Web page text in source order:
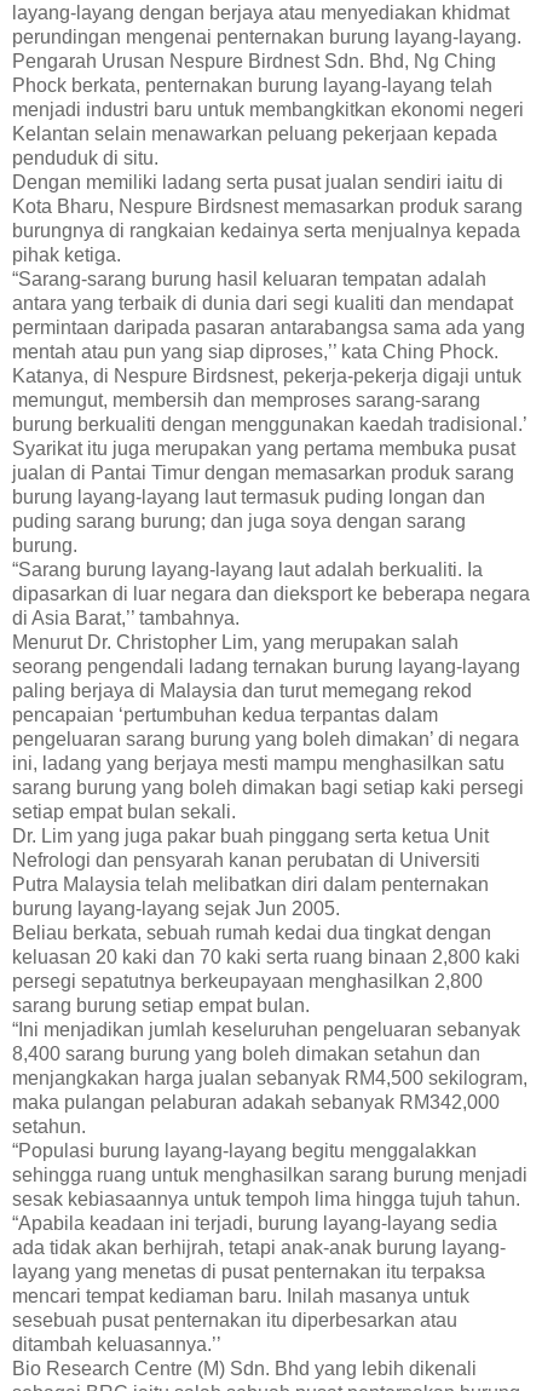
layang-layang dengan berjaya atau menyediakan khidmat
perundingan mengenai penternakan burung layang-layang.
Pengarah Urusan Nespure Birdnest Sdn. Bhd, Ng Ching
Phock berkata, penternakan burung layang-layang telah
menjadi industri baru untuk membangkitkan ekonomi negeri
Kelantan selain menawarkan peluang pekerjaan kepada
penduduk di situ.
Dengan memiliki ladang serta pusat jualan sendiri iaitu di
Kota Bharu, Nespure Birdsnest memasarkan produk sarang
burungnya di rangkaian kedainya serta menjualnya kepada
pihak ketiga.
“Sarang-sarang burung hasil keluaran tempatan adalah
antara yang terbaik di dunia dari segi kualiti dan mendapat
permintaan daripada pasaran antarabangsa sama ada yang
mentah atau pun yang siap diproses,’’ kata Ching Phock.
Katanya, di Nespure Birdsnest, pekerja-pekerja digaji untuk
memungut, membersih dan memproses sarang-sarang
burung berkualiti dengan menggunakan kaedah tradisional.’
Syarikat itu juga merupakan yang pertama membuka pusat
jualan di Pantai Timur dengan memasarkan produk sarang
burung layang-layang laut termasuk puding longan dan
puding sarang burung; dan juga soya dengan sarang
burung.
“Sarang burung layang-layang laut adalah berkualiti. Ia
dipasarkan di luar negara dan dieksport ke beberapa negara
di Asia Barat,’’ tambahnya.
Menurut Dr. Christopher Lim, yang merupakan salah
seorang pengendali ladang ternakan burung layang-layang
paling berjaya di Malaysia dan turut memegang rekod
pencapaian ‘pertumbuhan kedua terpantas dalam
pengeluaran sarang burung yang boleh dimakan’ di negara
ini, ladang yang berjaya mesti mampu menghasilkan satu
sarang burung yang boleh dimakan bagi setiap kaki persegi
setiap empat bulan sekali.
Dr. Lim yang juga pakar buah pinggang serta ketua Unit
Nefrologi dan pensyarah kanan perubatan di Universiti
Putra Malaysia telah melibatkan diri dalam penternakan
burung layang-layang sejak Jun 2005.
Beliau berkata, sebuah rumah kedai dua tingkat dengan
keluasan 20 kaki dan 70 kaki serta ruang binaan 2,800 kaki
persegi sepatutnya berkeupayaan menghasilkan 2,800
sarang burung setiap empat bulan.
“Ini menjadikan jumlah keseluruhan pengeluaran sebanyak
8,400 sarang burung yang boleh dimakan setahun dan
menjangkakan harga jualan sebanyak RM4,500 sekilogram,
maka pulangan pelaburan adakah sebanyak RM342,000
setahun.
“Populasi burung layang-layang begitu menggalakkan
sehingga ruang untuk menghasilkan sarang burung menjadi
sesak kebiasaannya untuk tempoh lima hingga tujuh tahun.
“Apabila keadaan ini terjadi, burung layang-layang sedia
ada tidak akan berhijrah, tetapi anak-anak burung layang-
layang yang menetas di pusat penternakan itu terpaksa
mencari tempat kediaman baru. Inilah masanya untuk
sesebuah pusat penternakan itu diperbesarkan atau
ditambah keluasannya.’’
Bio Research Centre (M) Sdn. Bhd yang lebih dikenali